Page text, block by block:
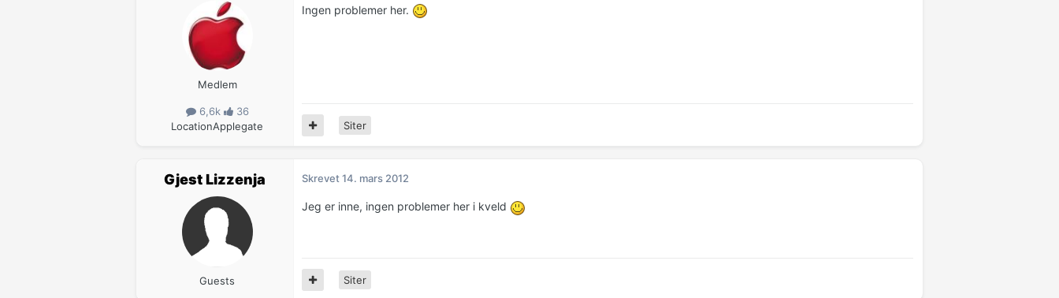
Medlem
6,6k
36
LocationApplegate
Ingen problemer her.
Siter
Gjest Lizzenja
Guests
Skrevet14. mars 2012
Jeg er inne, ingen problemer her i kveld
Siter